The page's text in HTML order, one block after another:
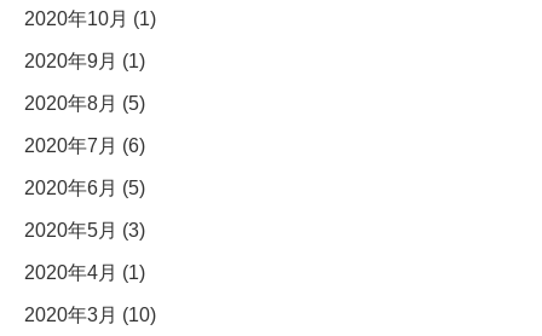
2020年10月 (1)
2020年9月 (1)
2020年8月 (5)
2020年7月 (6)
2020年6月 (5)
2020年5月 (3)
2020年4月 (1)
2020年3月 (10)